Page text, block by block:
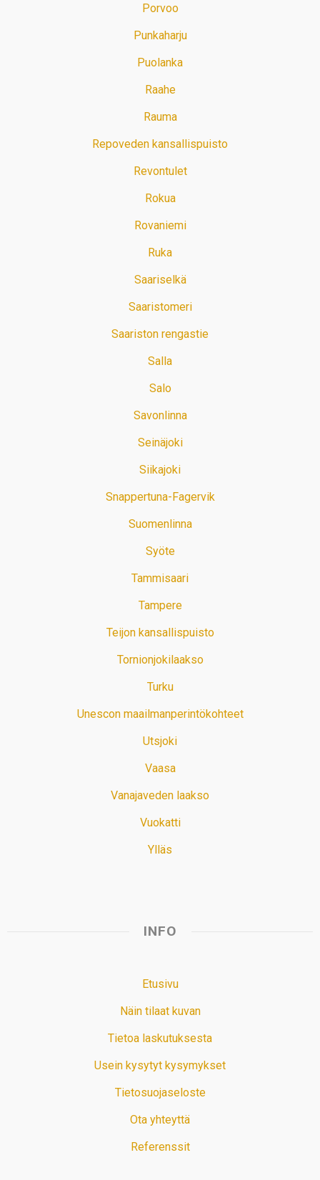
Porvoo
Punkaharju
Puolanka
Raahe
Rauma
Repoveden kansallispuisto
Revontulet
Rokua
Rovaniemi
Ruka
Saariselkä
Saaristomeri
Saariston rengastie
Salla
Salo
Savonlinna
Seinäjoki
Siikajoki
Snappertuna-Fagervik
Suomenlinna
Syöte
Tammisaari
Tampere
Teijon kansallispuisto
Tornionjokilaakso
Turku
Unescon maailmanperintökohteet
Utsjoki
Vaasa
Vanajaveden laakso
Vuokatti
Ylläs
INFO
Etusivu
Näin tilaat kuvan
Tietoa laskutuksesta
Usein kysytyt kysymykset
Tietosuojaseloste
Ota yhteyttä
Referenssit